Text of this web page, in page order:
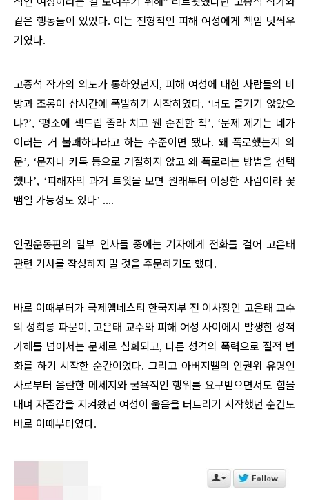
같은 행동들이 있었다. 이는 전형적인 피해 여성에게 책임 덧씌우
기였다.
고종석 작가의 의도가 통하였던지, 피해 여성에 대한 사람들의 비
방과 조롱이 삽시간에 폭발하기 시작하였다. ‘너도 즐기기 않았으
냐?’, ‘평소에 섹드립 졸라 치고 웬 순진한 척’, ‘문제 제기는 네가
이러는 거 불쾌하다라고 하는 수준이면 됐다. 왜 폭로했는지 의
문’, ‘문자나 카톡 등으로 거절하지 않고 왜 폭로라는 방법을 선택
했나’, ‘피해자의 과거 트윗을 보면 원래부터 이상한 사람이라 꽃
뱀일 가능성도 있다’ ….
인권운동판의 일부 인사들 중에는 기자에게 전화를 걸어 고은태
관련 기사를 작성하지 말 것을 주문하기도 했다.
바로 이때부터가 국제엠네스티 한국지부 전 이사장인 고은태 교수
의 성희롱 파문이 ,고은태 교수와 피해 여성 사이에서 발생한 성적
가해를 넘어서는 문제로 심화되고, 다른 성격의 폭력으로 질적 변
화를 하기 시작한 순간이었다. 그리고 아버지뻘의 인권위 유명인
사로부터 음란한 메세지와 굴욕적인 행위를 요구받으면서도 힘을
내며 자존감을 지켜왔던 여성이 울음을 터트리기 시작했던 순간도
바로 이때부터였다.